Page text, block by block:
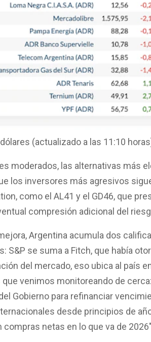
(actualizado a las 11:10
moderados, las alternativas más
los inversores más agresivos
como el AL41 y el GD46, que
compresión adicional del
Argentina acumula dos
S&P se suma a Fitch, que había
del mercado, eso ubica al país
venimos monitoreando de
Gobierno para refinanciar
desde principios de
compras netas en lo que va de